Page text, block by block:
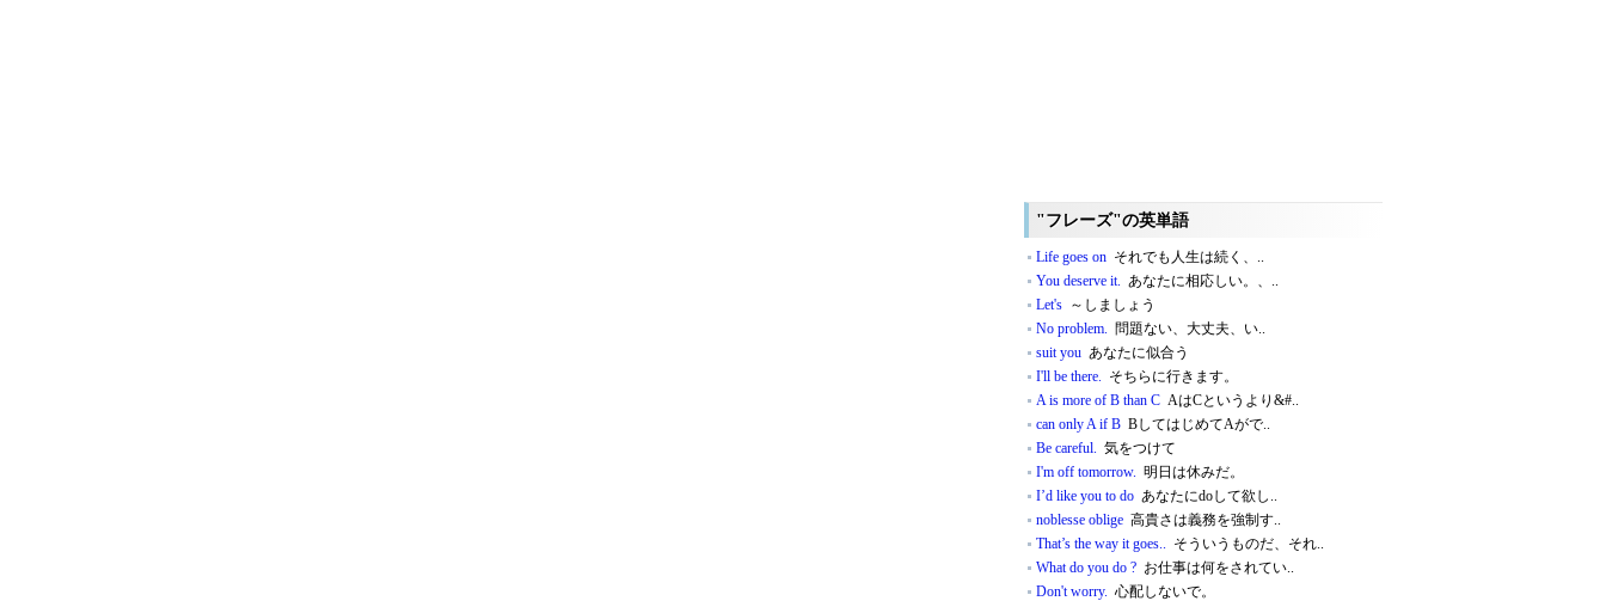
"フレーズ"の英単語
Life goes on それでも人生は続く、..
You deserve it. あなたに相応しい。、..
Let's ～しましょう
No problem. 問題ない、大丈夫、い..
suit you あなたに似合う
I'll be there. そちらに行きます。
A is more of B than C AはCというより&#..
can only A if B BしてはじめてAがで..
Be careful. 気をつけて
I'm off tomorrow. 明日は休みだ。
I’d like you to do あなたにdoして欲し..
noblesse oblige 高貴さは義務を強制す..
That’s the way it goes.. そういうものだ、それ..
What do you do ? お仕事は何をされてい..
Don't worry. 心配しないで。